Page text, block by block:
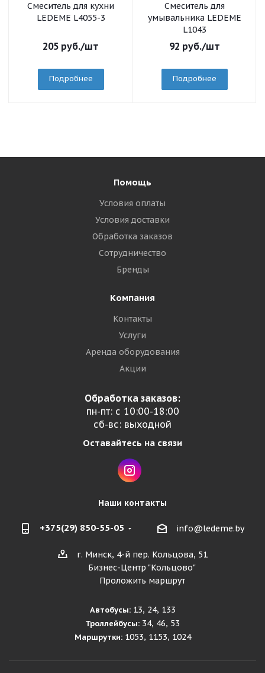
Смеситель для кухни
LEDEME L4055-3
205 руб./шт
Подробнее
Смеситель для
умывальника LEDEME
L1043
92 руб./шт
Подробнее
Помощь
Условия оплаты
Условия доставки
Обработка заказов
Сотрудничество
Бренды
Компания
Контакты
Услуги
Аренда оборудования
Акции
Обработка заказов:
пн-пт: с 10:00-18:00
сб-вс: выходной
Оставайтесь на связи
Наши контакты
+375(29) 850-55-05 info@ledeme.by
г. Минск, 4-й пер. Кольцова, 51
Бизнес-Центр "Кольцово"
Проложить маршрут
Автобусы:13, 24, 133
Троллейбусы: 34, 46, 53
Маршрутки:1053, 1153, 1024